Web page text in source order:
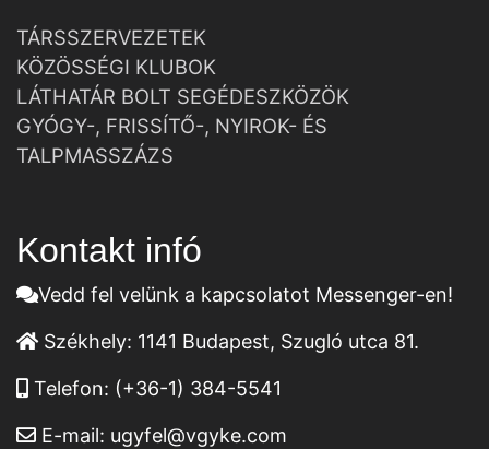
TÁRSSZERVEZETEK
KÖZÖSSÉGI KLUBOK
LÁTHATÁR BOLT SEGÉDESZKÖZÖK
GYÓGY-, FRISSÍTŐ-, NYIROK- ÉS
TALPMASSZÁZS
Kontakt infó
Vedd fel velünk a kapcsolatot Messenger-en!
Székhely: 1141 Budapest, Szugló utca 81.
Telefon: (+36-1) 384-5541
E-mail: ugyfel@vgyke.com